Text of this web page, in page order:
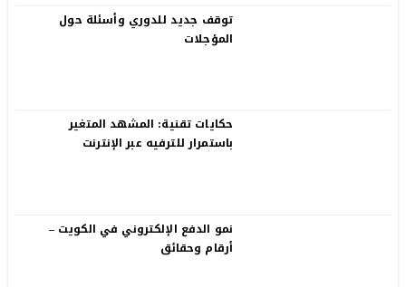
توقف جديد للدوري وأسئلة حول
المؤجلات
حكايات تقنية: المشهد المتغير
باستمرار للترفيه عبر الإنترنت
نمو الدفع الإلكتروني في الكويت –
أرقام وحقائق